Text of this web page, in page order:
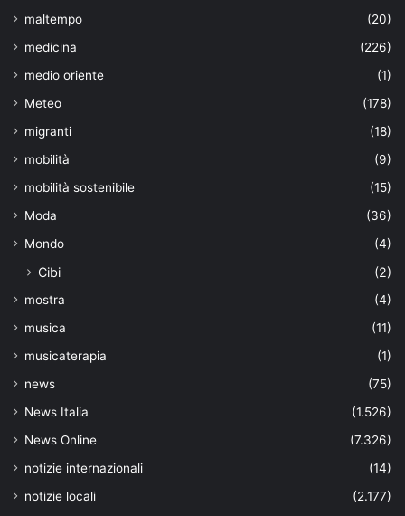
maltempo
(20)
medicina
(226)
medio oriente
(1)
Meteo
(178)
migranti
(18)
mobilità
(9)
mobilità sostenibile
(15)
Moda
(36)
Mondo
(4)
Cibi (2)
mostra
(4)
musica
(11)
musicaterapia
(1)
news
(75)
News Italia
(1.526)
News Online
(7.326)
notizie internazionali
(14)
notizie locali
(2.177)